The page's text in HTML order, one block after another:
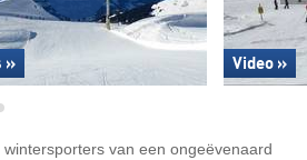
» Video »
van een ongeëvenaard